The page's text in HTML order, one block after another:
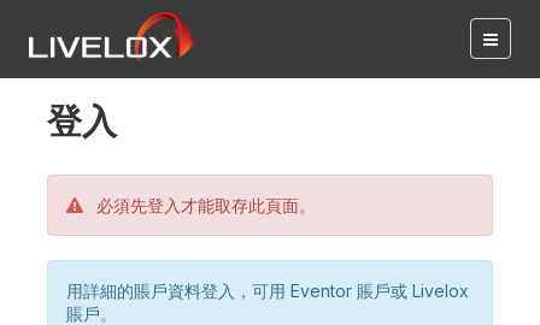
登入
必須先登入才能取存此頁面。
用詳細的賬戶資料登入，可用 Eventor 賬戶或 Livelox
賬戶。